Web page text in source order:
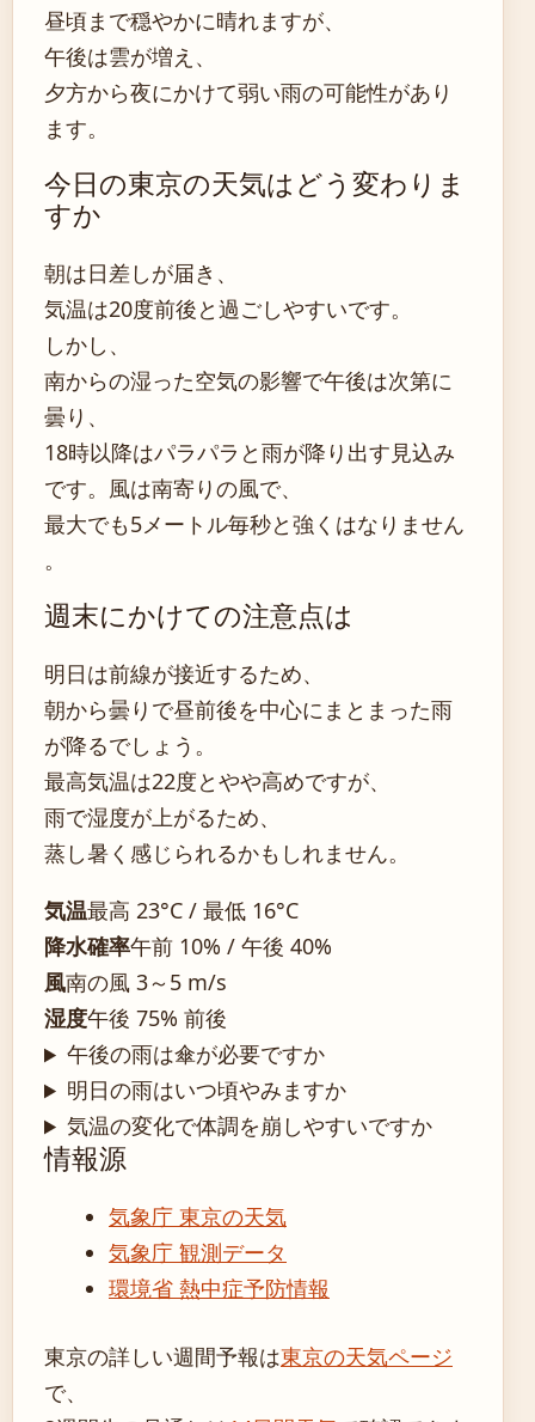
昼頃まで穏やかに晴れますが、
午後は雲が増え、
夕方から夜にかけて弱い雨の可能性があり
ます。
今日の東京の天気はどう変わりま
すか
朝は日差しが届き、
気温は20度前後と過ごしやすいです。
しかし、
南からの湿った空気の影響で午後は次第に
曇り、
18時以降はパラパラと雨が降り出す見込み
です。風は南寄りの風で、
最大でも5メートル毎秒と強くはなりません
。
週末にかけての注意点は
明日は前線が接近するため、
朝から曇りで昼前後を中心にまとまった雨
が降るでしょう。
最高気温は22度とやや高めですが、
雨で湿度が上がるため、
蒸し暑く感じられるかもしれません。
気温最高 23°C / 最低 16°C
降水確率午前 10% / 午後 40%
風南の風 3～5 m/s
湿度午後 75% 前後
午後の雨は傘が必要ですか
明日の雨はいつ頃やみますか
気温の変化で体調を崩しやすいですか
情報源
気象庁 東京の天気
気象庁 観測データ
環境省 熱中症予防情報
東京の詳しい週間予報は東京の天気ページ
で、